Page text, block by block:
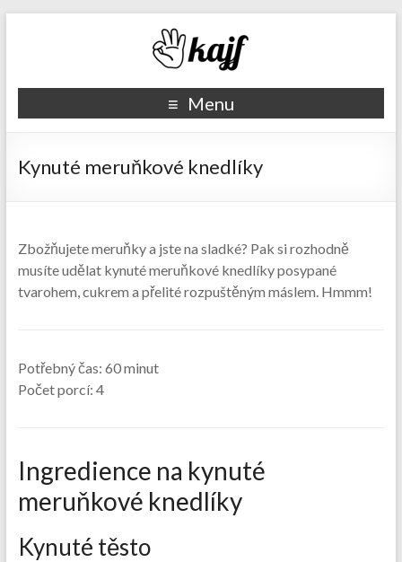
Recepty kajf.cz
Menu
Kynuté meruňkové knedlíky
Zbožňujete meruňky a jste na sladké? Pak si rozhodně
musíte udělat kynuté meruňkové knedlíky posypané
tvarohem, cukrem a přelité rozpuštěným máslem. Hmmm!
Potřebný čas: 60 minut
Počet porcí: 4
Ingredience na kynuté
meruňkové knedlíky
Kynuté těsto